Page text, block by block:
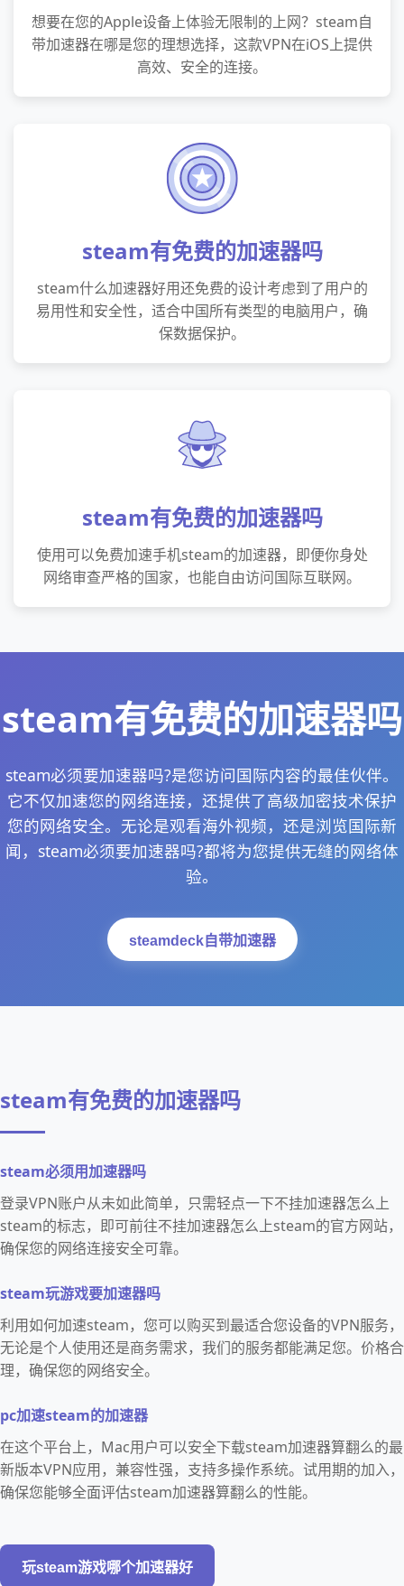
想要在您的Apple设备上体验无限制的上网？steam自
带加速器在哪是您的理想选择，这款VPN在iOS上提供
高效、安全的连接。
steam有免费的加速器吗
steam什么加速器好用还免费的设计考虑到了用户的
易用性和安全性，适合中国所有类型的电脑用户，确
保数据保护。
steam有免费的加速器吗
使用可以免费加速手机steam的加速器，即便你身处
网络审查严格的国家，也能自由访问国际互联网。
steam有免费的加速器吗
steam必须要加速器吗?是您访问国际内容的最佳伙伴。
它不仅加速您的网络连接，还提供了高级加密技术保护
您的网络安全。无论是观看海外视频，还是浏览国际新
闻，steam必须要加速器吗?都将为您提供无缝的网络体
验。
steamdeck自带加速器
steam有免费的加速器吗
steam必须用加速器吗
登录VPN账户从未如此简单，只需轻点一下不挂加速器怎么上
steam的标志，即可前往不挂加速器怎么上steam的官方网站，
确保您的网络连接安全可靠。
steam玩游戏要加速器吗
利用如何加速steam，您可以购买到最适合您设备的VPN服务，
无论是个人使用还是商务需求，我们的服务都能满足您。价格合
理，确保您的网络安全。
pc加速steam的加速器
在这个平台上，Mac用户可以安全下载steam加速器算翻么的最
新版本VPN应用，兼容性强，支持多操作系统。试用期的加入，
确保您能够全面评估steam加速器算翻么的性能。
玩steam游戏哪个加速器好